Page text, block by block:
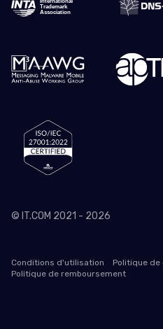
© IT.COM 2021 - 2026
Conditions d'utilisation
Politique
Politique de remboursement